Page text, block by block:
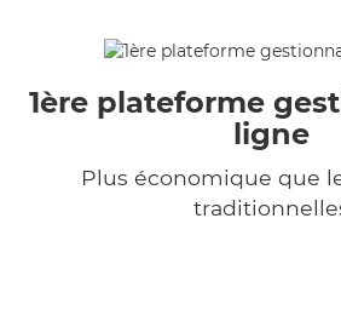
1ère plateforme
ligne
Plus économique que